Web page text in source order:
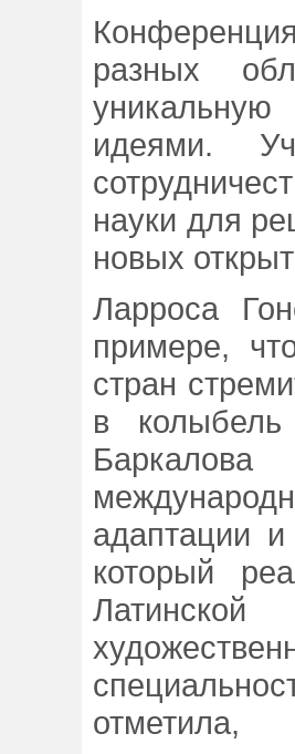
разных
идеями.
науки для
новых
Ларроса
примере,
стран
в колыбель
адаптации
который